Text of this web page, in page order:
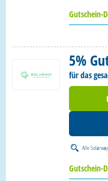
Gutschein-
5%
für das
Alle
Gutschein-